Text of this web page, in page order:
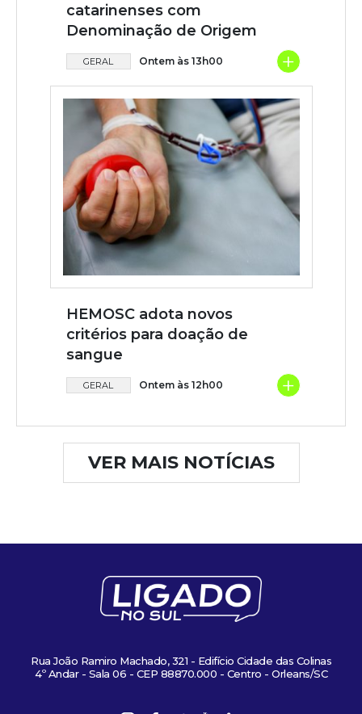
catarinenses com
Denominação de Origem
GERAL Ontem às 13h00 +
HEMOSC adota novos
critérios para doação de
sangue
GERAL Ontem às 12h00 +
VER MAIS NOTÍCIAS
Rua João Ramiro Machado, 321 - Edifício Cidade das Colinas
4º Andar - Sala 06 - CEP 88870.000 - Centro - Orleans/SC